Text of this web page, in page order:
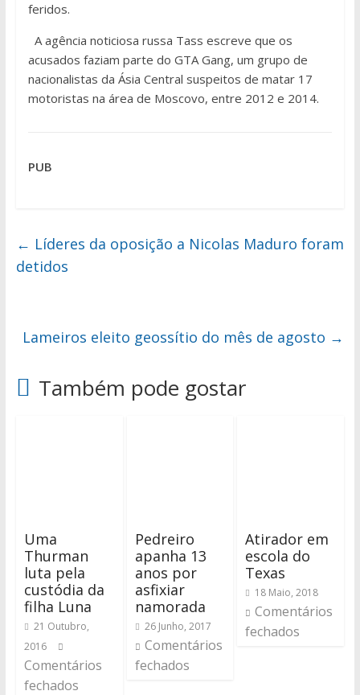
feridos.
A agência noticiosa russa Tass escreve que os
acusados faziam parte do GTA Gang, um grupo de
nacionalistas da Ásia Central suspeitos de matar 17
motoristas na área de Moscovo, entre 2012 e 2014.
PUB
← Líderes da oposição a Nicolas Maduro foram
detidos
Lameiros eleito geossítio do mês de agosto →
Também pode gostar
Uma
Thurman
luta pela
custódia da
filha Luna
21 Outubro,
2016
Comentários
fechados
Pedreiro
apanha 13
anos por
asfixiar
namorada
26 Junho, 2017
Comentários
fechados
Atirador em
escola do
Texas
18 Maio, 2018
Comentários
fechados